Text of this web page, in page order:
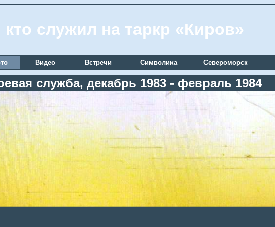
кто служил на таркр «Киров»
Видео Встречи Символика Североморск
служба, декабрь 1983 - февраль 1984